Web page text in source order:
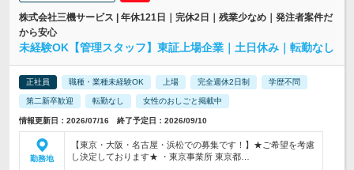
株式会社三機サービス | 年休121日｜完休2日｜残業少なめ｜発注者案件だ
から安心
未経験OK【管理スタッフ】東証上場企業｜土日休み｜転勤なし
正社員 職種・業種未経験OK 上場 完全週休2日制 学歴不問
第二新卒歓迎 転勤なし 女性のおしごと掲載中
情報更新日：2026/07/16 終了予定日：2026/09/10
勤務地
【東京・大阪・名古屋・浜松での募集です！】★ご希望を考慮
し決定しております★ ・東京事業所 東京都…